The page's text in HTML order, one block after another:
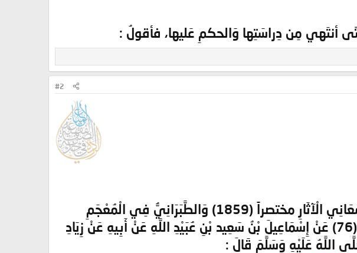
أنتَهي مِن دِراسَتِها وَالحكمِ عَليها، فأقولُ :
#2
أَخْرَجَهَا التِّرْمِذِيُّ فِي سُنَنِهِ (1031) وَالطَّحَاوِيُّ فِي شَرْحِ مَعَانِي الْآثَارِ مختصراً (1859) وَالطَّبَرَانِيُّ فِي الْمُعْجَمِ
الْكَبِير (1046) وَأَبُو الشَّيْخِ فِي طَبَقَاتِ الْمُحَدِّثِين بِأَصْبَهَان (76) عَنْ إِسْمَاعِيلَ بْنُ سَعِيد بْنِ عُبَيْدِ اللَّهِ عَنْ أَبِيهِ عَنْ زِيَادِ
اللَّهُ عَلَيْهِ وَسَلَّمَ قَالَ :